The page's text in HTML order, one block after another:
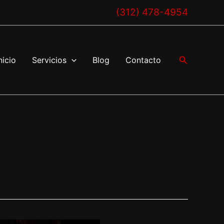
(312) 478-4954
Servicios Blog Contacto Buscar